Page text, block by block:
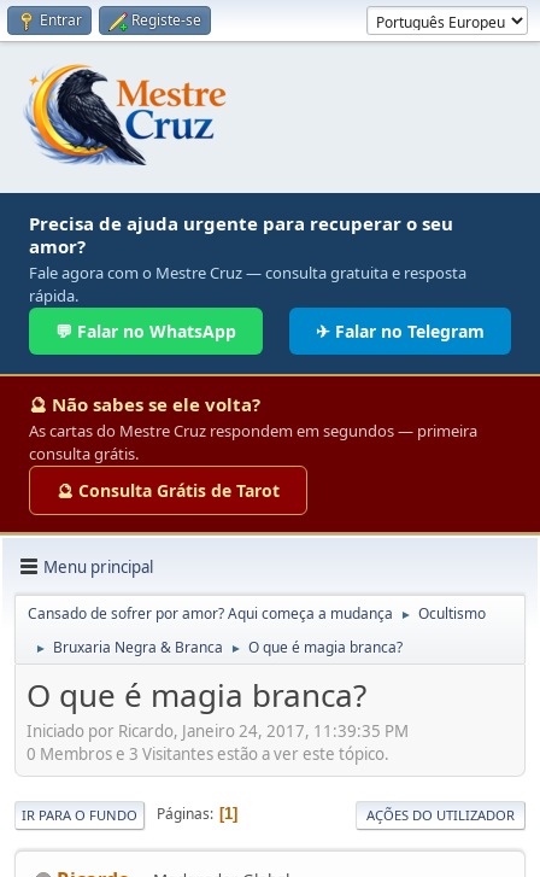
Entrar Registe-se
Precisa de ajuda urgente para recuperar o seu
amor?
Fale agora com o Mestre Cruz — consulta gratuita e resposta
rápida.
💬 Falar no WhatsApp ✈ Falar no Telegram
🔮 Não sabes se ele volta?
As cartas do Mestre Cruz respondem em segundos — primeira
consulta grátis.
🔮 Consulta Grátis de Tarot
Menu principal
Cansado de sofrer por amor? Aqui começa a mudança ► Ocultismo
► Bruxaria Negra & Branca ► O que é magia branca?
O que é magia branca?
Iniciado por Ricardo, Janeiro 24, 2017, 11:39:35 PM
0 Membros e 3 Visitantes estão a ver este tópico.
IR PARA O FUNDO Páginas 1 AÇÕES DO UTILIZADOR